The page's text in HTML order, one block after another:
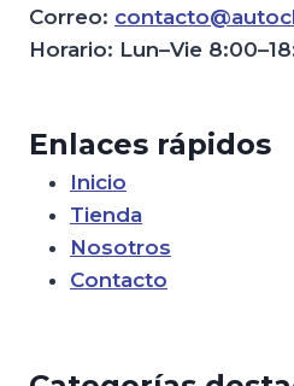
Correo:
Horario: Lun–Vie
Enlaces rápidos
Inicio
Tienda
Nosotros
Contacto